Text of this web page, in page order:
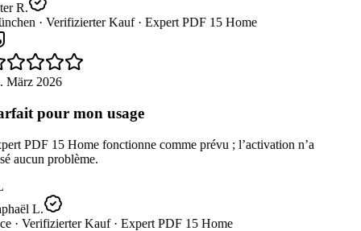
R.
· Verifizierter Kauf · Expert PDF 15 Home
März 2026
pour mon usage
PDF 15 Home fonctionne comme prévu ; l’activation n’a
aucun problème.
L.
· Verifizierter Kauf · Expert PDF 15 Home